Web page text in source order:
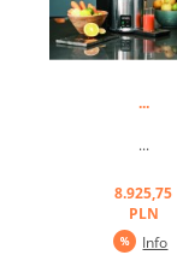
...
...
8.925,75
PLN
Info